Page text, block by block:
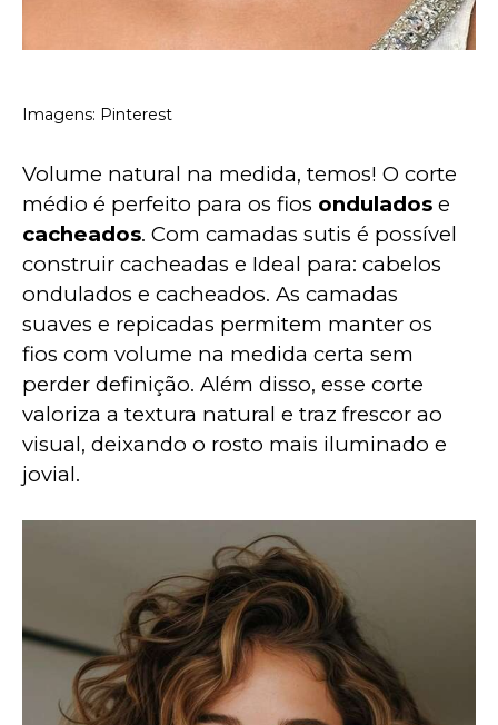
Imagens: Pinterest
Volume natural na medida, temos! O corte
médio é perfeito para os fios ondulados e
cacheados. Com camadas sutis é possível
construir cacheadas e Ideal para: cabelos
ondulados e cacheados. As camadas
suaves e repicadas permitem manter os
fios com volume na medida certa sem
perder definição. Além disso, esse corte
valoriza a textura natural e traz frescor ao
visual, deixando o rosto mais iluminado e
jovial.